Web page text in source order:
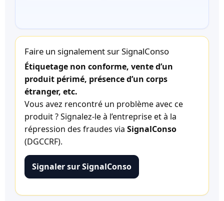
Faire un signalement sur SignalConso
Étiquetage non conforme, vente d’un
produit périmé, présence d’un corps
étranger, etc.
Vous avez rencontré un problème avec ce
produit ? Signalez-le à l’entreprise et à la
répression des fraudes via SignalConso
(DGCCRF).
Signaler sur SignalConso